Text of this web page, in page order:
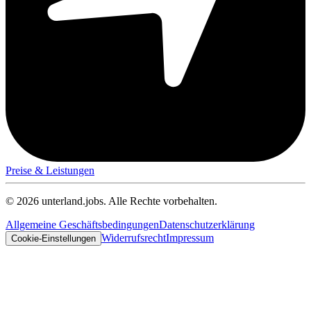
Preise & Leistungen
© 2026 unterland.jobs. Alle Rechte vorbehalten.
Allgemeine GeschäftsbedingungenDatenschutzerklärung
Cookie-Einstellungen WiderrufsrechtImpressum